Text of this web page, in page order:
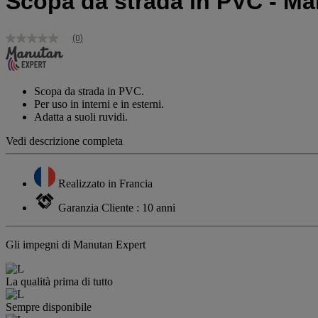
Nessuna
valutazione
Stesso
pagina.
(0)
Scopa da strada in PVC.
Per uso in interni e in esterni.
Adatta a suoli ruvidi.
Vedi descrizione completa
Realizzato in Francia
Garanzia Cliente : 10 anni
Gli impegni di Manutan Expert
La qualità prima di tutto
Sempre disponibile